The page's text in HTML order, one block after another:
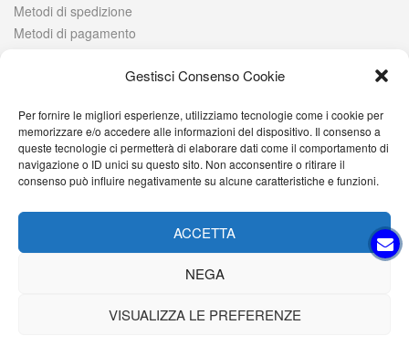
Gestisci Consenso Cookie
Per fornire le migliori esperienze, utilizziamo tecnologie come i cookie per
memorizzare e/o accedere alle informazioni del dispositivo. Il consenso a
queste tecnologie ci permetterà di elaborare dati come il comportamento di
navigazione o ID unici su questo sito. Non acconsentire o ritirare il
consenso può influire negativamente su alcune caratteristiche e funzioni.
ACCETTA
NEGA
VISUALIZZA LE PREFERENZE
Metodi di spedizione
Metodi di pagamento
© 2021 Italia Magazzini di Lombardo Raffaele – Via Giovanni
Iervolino, 384 – 80040 Poggiomarino (NA) Iscritta alla Camera di
Commercio di Napoli – P. IVA: 09527701214 – C.F.